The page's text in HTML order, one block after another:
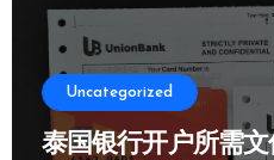
Uncategorized
泰国银行开户所需